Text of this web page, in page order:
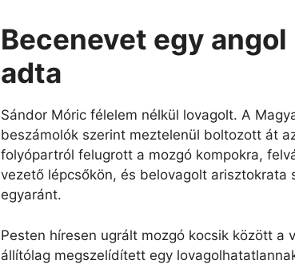
Becenevet egy
adta
Sándor Móric félelem nélkül lovagolt. A
beszámolók szerint meztelenül boltozott át
folyópartról felugrott a mozgó kompokra,
vezető lépcsőkön, és belovagolt arisztokrata
egyaránt.
Pesten híresen ugrált mozgó kocsik között a
állítólag megszelídített egy